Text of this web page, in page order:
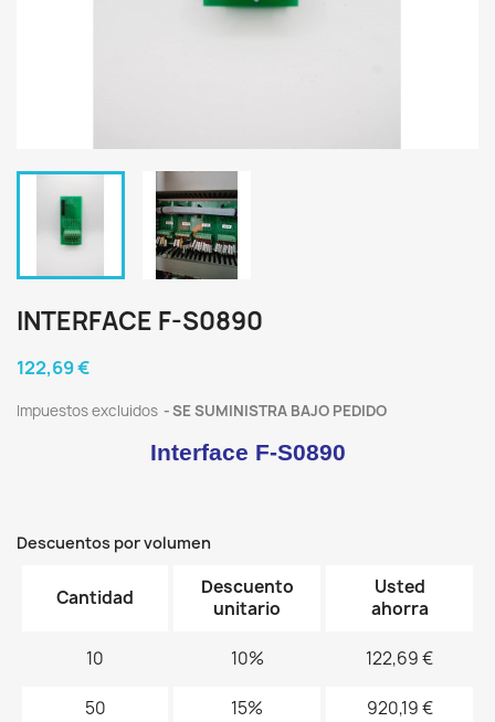
INTERFACE F-S0890
122,69 €
Impuestos excluidos SE SUMINISTRA BAJO PEDIDO
Interface F-S0890
Descuentos por volumen
Cantidad
Descuento
unitario
Usted
ahorra
10 10% 122,69 €
50 15% 920,19 €